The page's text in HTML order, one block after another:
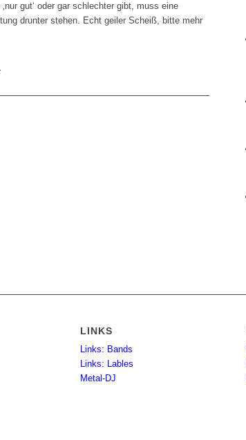
gut‘ oder gar schlechter gibt, muss eine
drunter stehen. Echt geiler Scheiß, bitte mehr
LINKS
Links: Bands
Links: Lables
Metal-DJ